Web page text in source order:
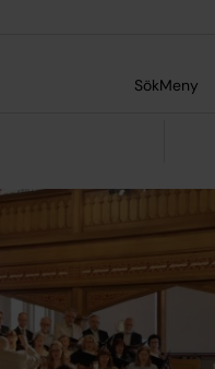
SökMeny